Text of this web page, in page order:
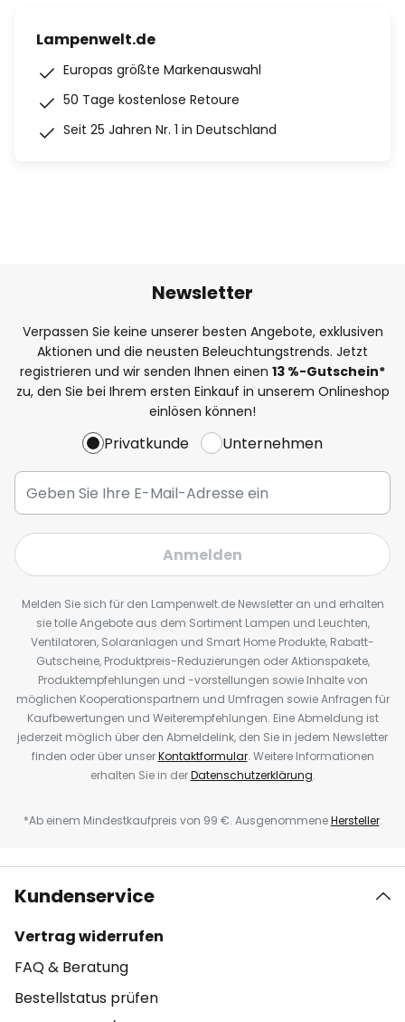
Lampenwelt.de
Europas größte Markenauswahl
50 Tage kostenlose Retoure
Seit 25 Jahren Nr. 1 in Deutschland
Newsletter
Verpassen Sie keine unserer besten Angebote, exklusiven
Aktionen und die neusten Beleuchtungstrends. Jetzt
registrieren und wir senden Ihnen einen 13 %-Gutschein*
zu, den Sie bei Ihrem ersten Einkauf in unserem Onlineshop
einlösen können!
Privatkunde Unternehmen
Anmelden
Melden Sie sich für den Lampenwelt.de Newsletter an und erhalten
sie tolle Angebote aus dem Sortiment Lampen und Leuchten,
Ventilatoren, Solaranlagen und Smart Home Produkte, Rabatt-
Gutscheine, Produktpreis-Reduzierungen oder Aktionspakete,
Produktempfehlungen und -vorstellungen sowie Inhalte von
möglichen Kooperationspartnern und Umfragen sowie Anfragen für
Kaufbewertungen und Weiterempfehlungen. Eine Abmeldung ist
jederzeit möglich über den Abmeldelink, den Sie in jedem Newsletter
finden oder über unserKontaktformular. Weitere Informationen
erhalten Sie in derDatenschutzerklärung.
*Ab einem Mindestkaufpreis von 99 €. AusgenommeneHersteller.
Kundenservice
Vertrag widerrufen
FAQ & Beratung
Bestellstatus prüfen